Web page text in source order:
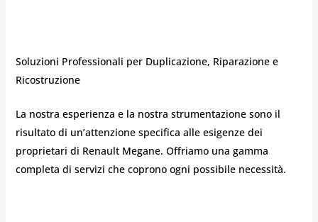
Soluzioni Professionali per Duplicazione, Riparazione e
Ricostruzione
La nostra esperienza e la nostra strumentazione sono il
risultato di un’attenzione specifica alle esigenze dei
proprietari di Renault Megane. Offriamo una gamma
completa di servizi che coprono ogni possibile necessità.